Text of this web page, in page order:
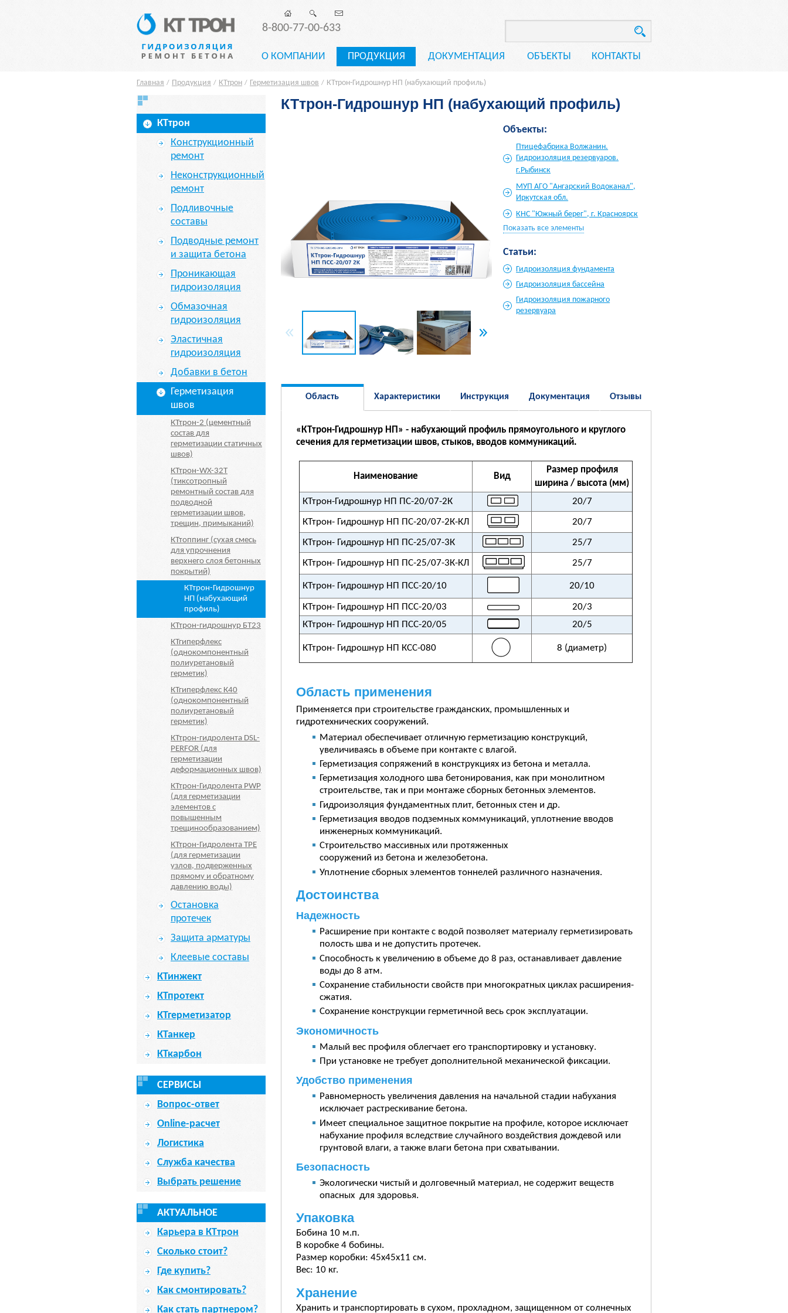
8-800-77-00-633
О КОМПАНИИ ПРОДУКЦИЯ ДОКУМЕНТАЦИЯ ОБЪЕКТЫ КОНТАКТЫ
Главная / Продукция / КТтрон / Герметизация швов / КТтрон-Гидрошнур НП (набухающий профиль)
КТтрон
Конструкционный
ремонт
Неконструкционный
ремонт
Подливочные
составы
Подводные ремонт
и защита бетона
Проникающая
гидроизоляция
Обмазочная
гидроизоляция
Эластичная
гидроизоляция
Добавки в бетон
Герметизация
швов
КТтрон-2 (цементный
состав для
герметизации статичных
швов)
КТтрон-WX-32T
(тиксотропный
ремонтный состав для
подводной
герметизации швов,
трещин, примыканий)
КТтоппинг (сухая смесь
для упрочнения
верхнего слоя бетонных
покрытий)
КТтрон-Гидрошнур
НП (набухающий
профиль)
КТтрон-гидрошнур БТ23
КТгиперфлекс
(однокомпонентный
полиуретановый
герметик)
КТгиперфлекс К40
(однокомпонентный
полиуретановый
герметик)
КТтрон-гидролента DSL-
PERFOR (для
герметизации
деформационных швов)
КТтрон-Гидролента PWP
(для герметизации
элементов с
повышенным
трещинообразованием)
КТтрон-Гидролента TPE
(для герметизации
узлов, подверженных
прямому и обратному
давлению воды)
Остановка
протечек
Защита арматуры
Клеевые составы
КТинжект
КТпротект
КТгерметизатор
КТанкер
КТкарбон
СЕРВИСЫ
Вопрос-ответ
Online-расчет
Логистика
Служба качества
Выбрать решение
АКТУАЛЬНОЕ
Карьера в КТтрон
Сколько стоит?
Где купить?
Как смонтировать?
Как стать партнером?
КТтрон-Гидрошнур НП (набухающий профиль)
Объекты:
Птицефабрика Волжанин.
Гидроизоляция резервуаров.
г.Рыбинск
МУП АГО "Ангарский Водоканал",
Иркутская обл.
КНС "Южный берег", г. Красноярск
Показать все элементы
Статьи:
Гидроизоляция фундамента
Гидроизоляция бассейна
Гидроизоляция пожарного
резервуара
Область Характеристики Инструкция Документация Отзывы
«КТтрон-Гидрошнур НП» - набухающий профиль прямоугольного и круглого
сечения для герметизации швов, стыков, вводов коммуникаций.
Наименование Вид
Размер профиля
ширина / высота (мм)
КТтрон-Гидрошнур НП ПС-20/07-2К
20/7
КТтрон- Гидрошнур НП ПС-20/07-2К-КЛ 20/7
КТтрон- Гидрошнур НП ПС-25/07-3К 25/7
КТтрон- Гидрошнур НП ПС-25/07-3К-КЛ 25/7
КТтрон- Гидрошнур НП ПСС-20/10 20/10
КТтрон- Гидрошнур НП ПСС-20/03
20/3
КТтрон- Гидрошнур НП ПСС-20/05
20/5
КТтрон- Гидрошнур НП КСС-080 8 (диаметр)
Область применения
Применяется при строительстве гражданских, промышленных и
гидротехнических сооружений.
Материал обеспечивает отличную герметизацию конструкций,
увеличиваясь в объеме при контакте с влагой.
Герметизация сопряжений в конструкциях из бетона и металла.
Герметизация холодного шва бетонирования, как при монолитном
строительстве, так и при монтаже сборных бетонных элементов.
Гидроизоляция фундаментных плит, бетонных стен и др.
Герметизация вводов подземных коммуникаций, уплотнение вводов
инженерных коммуникаций.
Строительство массивных или протяженных
сооружений из бетона и железобетона.
Уплотнение сборных элементов тоннелей различного назначения.
Достоинства
Надежность
Расширение при контакте с водой позволяет материалу герметизировать
полость шва и не допустить протечек.
Способность к увеличению в объеме до 8 раз, останавливает давление
воды до 8 атм.
Сохранение стабильности свойств при многократных циклах расширения-
сжатия.
Сохранение конструкции герметичной весь срок эксплуатации.
Экономичность
Малый вес профиля облегчает его транспортировку и установку.
При установке не требует дополнительной механической фиксации.
Удобство применения
Равномерность увеличения давления на начальной стадии набухания
исключает растрескивание бетона.
Имеет специальное защитное покрытие на профиле, которое исключает
набухание профиля вследствие случайного воздействия дождевой или
грунтовой влаги, а также влаги бетона при схватывании.
Безопасность
Экологически чистый и долговечный материал, не содержит веществ
опасных для здоровья.
Упаковка
Бобина 10 м.п.
В коробке 4 бобины.
Размер коробки: 45х45х11 см.
Вес: 10 кг.
Хранение
Хранить и транспортировать в сухом, прохладном, защищенном от солнечных